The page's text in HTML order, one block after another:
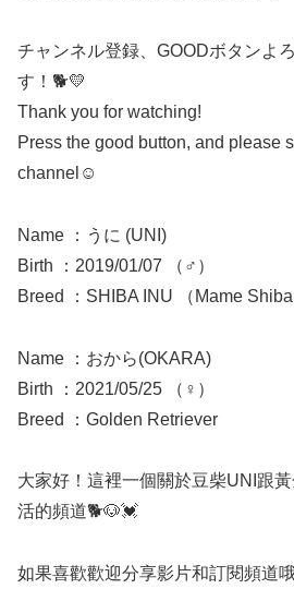
チャンネル登録、GOODボタンよ
す！🐕💛
Thank you for watching!
Press the good button, and please
channel☺
Name ：うに (UNI)
Birth ：2019/01/07 （♂）
Breed ：SHIBA INU （Mame Shiba
Name ：おから(OKARA)
Birth ：2021/05/25 （♀）
Breed ：Golden Retriever
大家好！這裡一個關於豆柴UNI跟
活的頻道🐕🐶💓
如果喜歡歡迎分享影片和訂閱頻道